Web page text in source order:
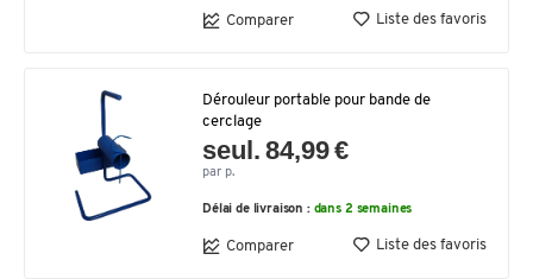
Comparer Liste des favoris
Dérouleur portable pour bande de
cerclage
seul. 84,99 €
par p.
Délai de livraison : dans 2 semaines
Comparer Liste des favoris